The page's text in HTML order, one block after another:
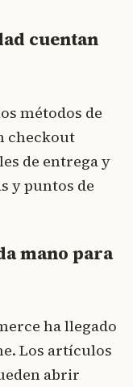
cuentan
métodos de
checkout
de entrega y
y puntos de
mano para
ha llegado
Los artículos
abrir